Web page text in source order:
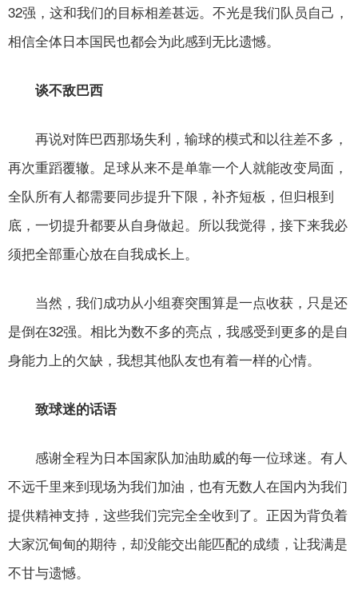
32强，这和我们的目标相差甚远。不光是我们队员自己，
相信全体日本国民也都会为此感到无比遗憾。
谈不敌巴西
再说对阵巴西那场失利，输球的模式和以往差不多，
再次重蹈覆辙。足球从来不是单靠一个人就能改变局面，
全队所有人都需要同步提升下限，补齐短板，但归根到
底，一切提升都要从自身做起。所以我觉得，接下来我必
须把全部重心放在自我成长上。
当然，我们成功从小组赛突围算是一点收获，只是还
是倒在32强。相比为数不多的亮点，我感受到更多的是自
身能力上的欠缺，我想其他队友也有着一样的心情。
致球迷的话语
感谢全程为日本国家队加油助威的每一位球迷。有人
不远千里来到现场为我们加油，也有无数人在国内为我们
提供精神支持，这些我们完完全全收到了。正因为背负着
大家沉甸甸的期待，却没能交出能匹配的成绩，让我满是
不甘与遗憾。